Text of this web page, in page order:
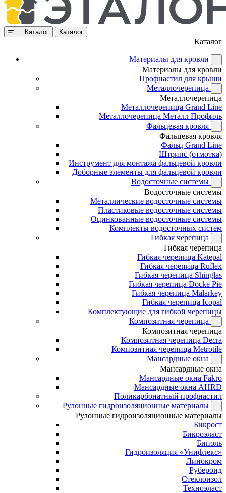
Каталог Каталог
Каталог
Материалы для кровли
Материалы для кровли
Профнастил для крыши
Металлочерепица
Металлочерепица
Металлочерепица Grand Line
Металлочерепица Металл Профиль
Фальцевая кровля
Фальцевая кровля
Фальц Grand Line
Штрипс (отмотка)
Инструмент для монтажа фальцевой кровли
Доборные элементы для фальцевой кровли
Водосточные системы
Водосточные системы
Металлические водосточные системы
Пластиковые водосточные системы
Оцинкованные водосточные системы
Комплекты водосточных систем
Гибкая черепица
Гибкая черепица
Гибкая черепица Katepal
Гибкая черепица Ruflex
Гибкая черепица Shinglas
Гибкая черепица Docke Pie
Гибкая черепица Malarkey
Гибкая черепица Icopal
Комплектующие для гибкой черепицы
Композитная черепица
Композитная черепица
Композитная черепица Decra
Композитная черепица Metrotile
Мансардные окна
Мансардные окна
Мансардные окна Fakro
Мансардные окна AHRD
Поликарбонатный профнастил
Рулонные гидроизоляционные материалы
Рулонные гидроизоляционные материалы
Бикрост
Бикроэласт
Биполь
Гидроизоляция «Унифлекс»
Линокром
Рубероид
Стеклоизол
Техноэласт